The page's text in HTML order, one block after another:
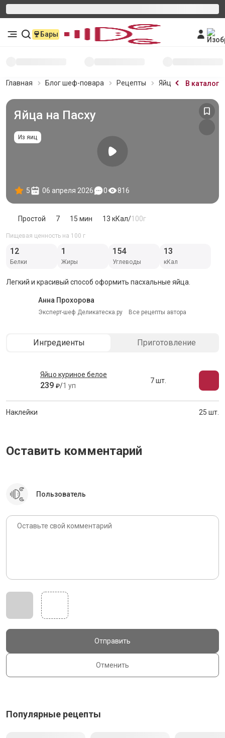
Бары
Главная Блог шеф-повара Рецепты Яйца на Пасху
В каталог
Яйца на Пасху
Из яиц
5 06 апреля 2026 0 816
Простой 7 15 мин 13 кКал/100г
Пищевая ценность на 100 г
12
Белки
1
Жиры
154
Углеводы
13
кКал
Легкий и красивый способ оформить пасхальные яйца.
Анна Прохорова
Эксперт-шеф Деликатеска.ру Все рецепты автора
Ингредиенты Приготовление
Яйцо куриное белое
239 ₽/1 уп
7 шт.
Наклейки 25 шт.
Оставить комментарий
Пользователь
Отменить
Отправить
Популярные рецепты